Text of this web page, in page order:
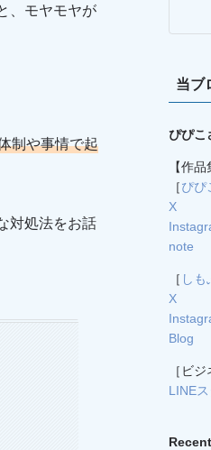
、モヤモヤが
制や事情で起
対処法をお話
当ブ
ぴぴこ
【作品
［ぴぴ
X
note
［ し
X
Blog
［ビ
LINE